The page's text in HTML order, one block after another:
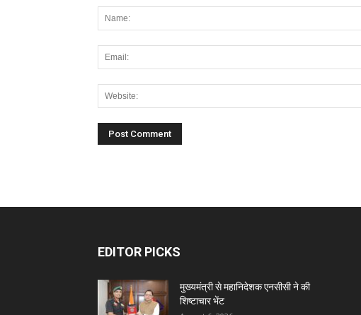
EDITOR PICKS
मुख्यमंत्री से महानिदेशक एनसीसी ने की
शिष्टाचार भेंट